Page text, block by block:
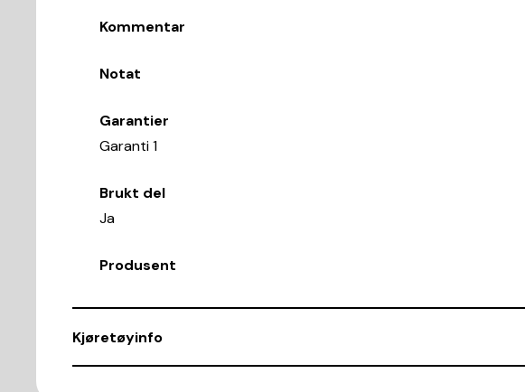
Kommentar
Notat
Garantier
Garanti 1
Brukt del
Ja
Produsent
Kjøretøyinfo